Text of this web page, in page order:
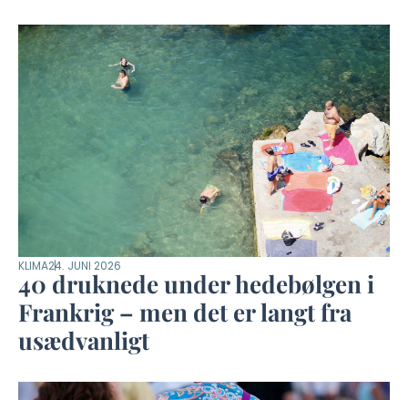
KLIMA24. JUNI 2026
40 druknede under hedebølgen i
Frankrig – men det er langt fra
usædvanligt